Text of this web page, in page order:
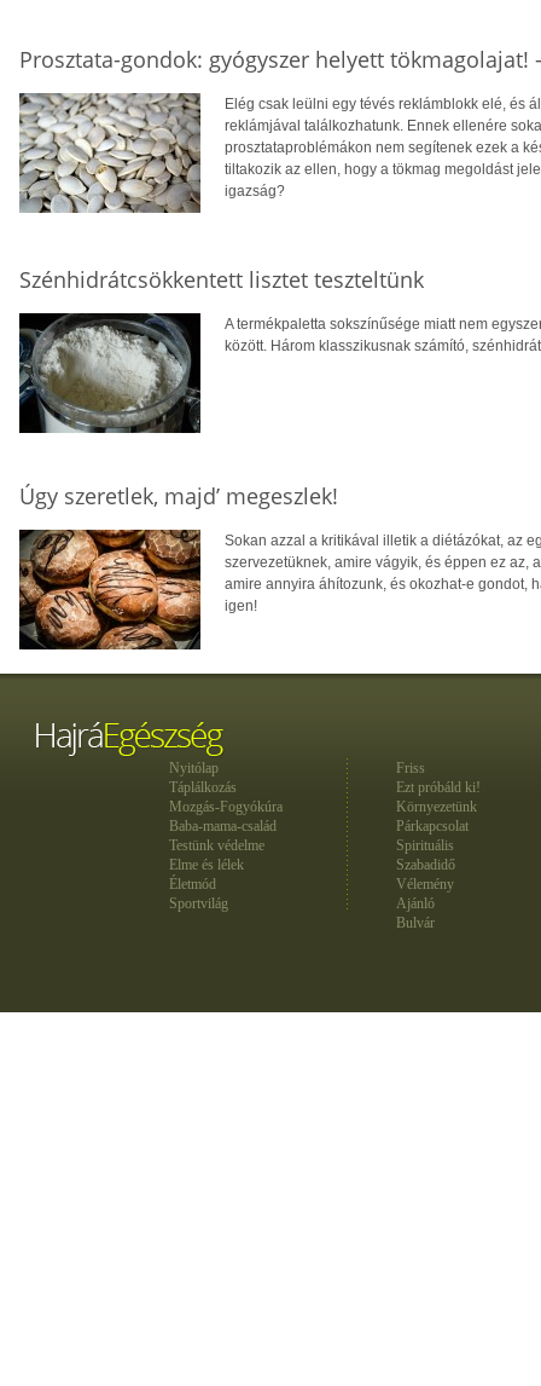
Prosztata-gondok: gyógyszer helyett tökmagolajat!
Elég csak leülni egy tévés reklámblokk elé, és
reklámjával találkozhatunk. Ennek ellenére
prosztataproblémákon nem segítenek ezek a
tiltakozik az ellen, hogy a tökmag megoldást
igazság?
Szénhidrátcsökkentett lisztet teszteltünk
A termékpaletta sokszínűsége miatt nem
között. Három klasszikusnak számító,
Úgy szeretlek, majd’ megeszlek!
Sokan azzal a kritikával illetik a diétázókat, az
szervezetüknek, amire vágyik, és éppen ez az,
amire annyira áhítozunk, és okozhat-e gondot,
igen!
Nyitólap
Táplálkozás
Mozgás-Fogyókúra
Baba-mama-család
Testünk védelme
Elme és lélek
Életmód
Sportvilág
Friss
Ezt próbáld ki!
Környezetünk
Párkapcsolat
Spirituális
Szabadidő
Vélemény
Ajánló
Bulvár